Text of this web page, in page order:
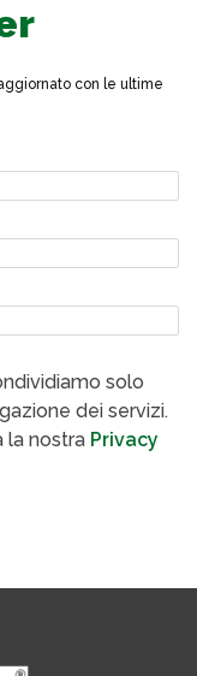
con le ultime
solo
dei servizi.
la nostra Privacy